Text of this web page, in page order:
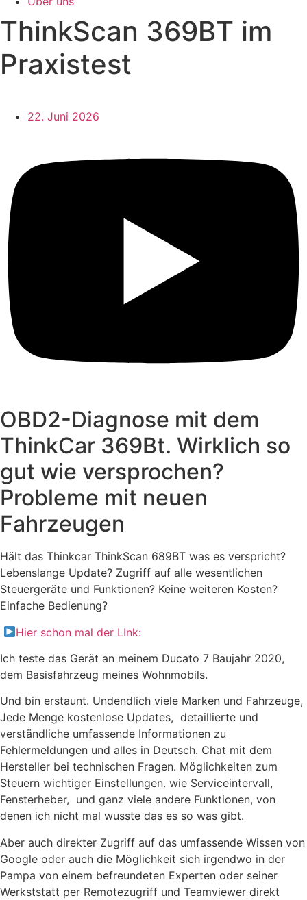
ThinkScan 369BT im
Praxistest
22. Juni 2026
OBD2-Diagnose mit dem
ThinkCar 369Bt. Wirklich so
gut wie versprochen?
Probleme mit neuen
Fahrzeugen
Hält das Thinkcar ThinkScan 689BT was es verspricht?
Lebenslange Update? Zugriff auf alle wesentlichen
Steuergeräte und Funktionen? Keine weiteren Kosten?
Einfache Bedienung?
Hier schon mal der LInk:
Ich teste das Gerät an meinem Ducato 7 Baujahr 2020,
dem Basisfahrzeug meines Wohnmobils.
Und bin erstaunt. Undendlich viele Marken und Fahrzeuge,
Jede Menge kostenlose Updates, detaillierte und
verständliche umfassende Informationen zu
Fehlermeldungen und alles in Deutsch. Chat mit dem
Hersteller bei technischen Fragen. Möglichkeiten zum
Steuern wichtiger Einstellungen. wie Serviceintervall,
Fensterheber, und ganz viele andere Funktionen, von
denen ich nicht mal wusste das es so was gibt.
Aber auch direkter Zugriff auf das umfassende Wissen von
Google oder auch die Möglichkeit sich irgendwo in der
Pampa von einem befreundeten Experten oder seiner
Werkststatt per Remotezugriff und Teamviewer direkt